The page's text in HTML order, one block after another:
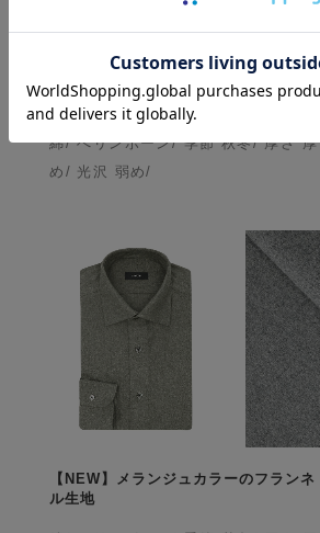
【NEW】メランジュカラーのフランネ
ル生地
綿/ へリンボーン/ 季節 秋冬/ 厚さ 厚
め/ 光沢 弱め/
【NEW】メランジュカラーのフランネ
ル生地